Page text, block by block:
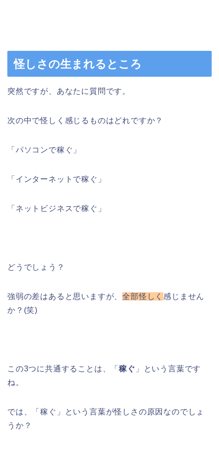
怪しさの生まれるところ
突然ですが、あなたに質問です。
次の中で怪しく感じるものはどれですか？
「パソコンで稼ぐ」
「インターネットで稼ぐ」
「ネットビジネスで稼ぐ」
どうでしょう？
強弱の差はあると思いますが、全部怪しく感じません
か？(笑)
この3つに共通することは、「稼ぐ 」という言葉です
ね。
では、「稼ぐ」という言葉が怪しさの原因なのでしょ
うか？